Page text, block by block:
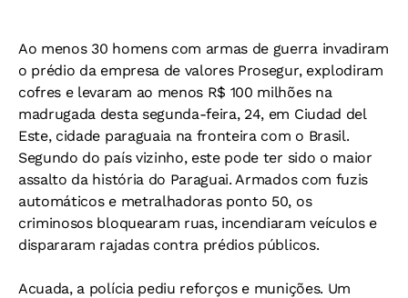
Ao menos 30 homens com armas de guerra invadiram
o prédio da empresa de valores Prosegur, explodiram
cofres e levaram ao menos R$ 100 milhões na
madrugada desta segunda-feira, 24, em Ciudad del
Este, cidade paraguaia na fronteira com o Brasil.
Segundo do país vizinho, este pode ter sido o maior
assalto da história do Paraguai. Armados com fuzis
automáticos e metralhadoras ponto 50, os
criminosos bloquearam ruas, incendiaram veículos e
dispararam rajadas contra prédios públicos.
Acuada, a polícia pediu reforços e munições. Um